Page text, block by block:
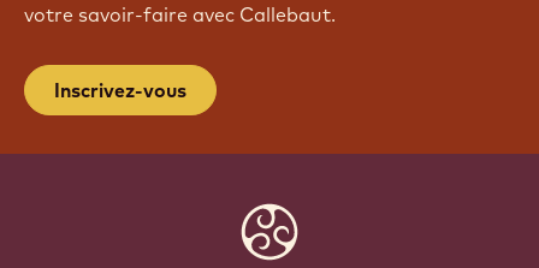
votre savoir-faire avec Callebaut.
Inscrivez-vous